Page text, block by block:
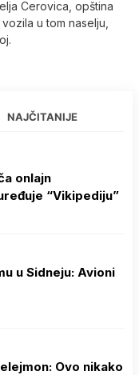
Cerovica, opština
u tom naselju,
NAJČITANIJE
onlajn
“Vikipediju”
u Sidneju: Avioni
Ovo nikako